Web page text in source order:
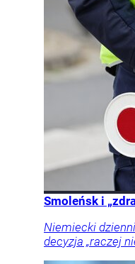
Smoleńsk i
Niemiecki
decyzja „raczej